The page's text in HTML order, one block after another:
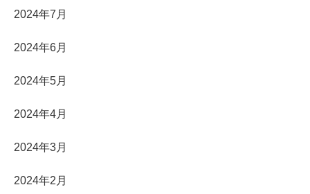
2024年7月
2024年6月
2024年5月
2024年4月
2024年3月
2024年2月